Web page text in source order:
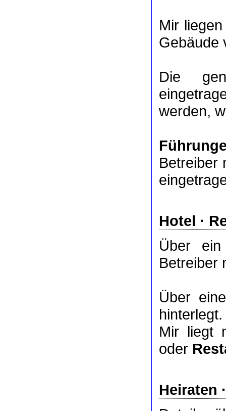
Mir
Gebäude
Die
werden,
Betreiber
Hotel ·
Über
Betreiber
Über
hinterlegt.
Mir liegt
oder
Heiraten